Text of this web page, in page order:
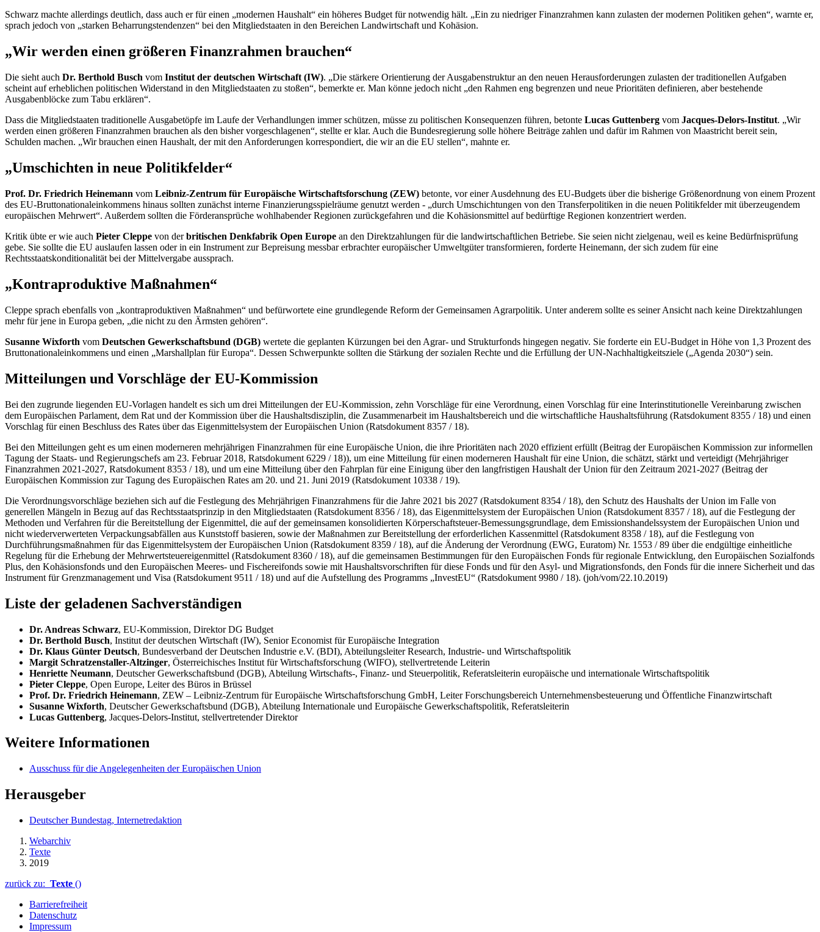
Schwarz machte allerdings deutlich, dass auch er für einen „modernen Haushalt“ ein höheres Budget für notwendig hält. „Ein zu niedriger Finanzrahmen kann zulasten der modernen Politiken gehen“, warnte er,
sprach jedoch von „starken Beharrungstendenzen“ bei den Mitgliedstaaten in den Bereichen Landwirtschaft und Kohäsion.
„Wir werden einen größeren Finanzrahmen brauchen“
Die sieht auch Dr. Berthold Busch vom Institut der deutschen Wirtschaft (IW). „Die stärkere Orientierung der Ausgabenstruktur an den neuen Herausforderungen zulasten der traditionellen Aufgaben
scheint auf erheblichen politischen Widerstand in den Mitgliedstaaten zu stoßen“, bemerkte er. Man könne jedoch nicht „den Rahmen eng begrenzen und neue Prioritäten definieren, aber bestehende
Ausgabenblöcke zum Tabu erklären“.
Dass die Mitgliedstaaten traditionelle Ausgabetöpfe im Laufe der Verhandlungen immer schützen, müsse zu politischen Konsequenzen führen, betonte Lucas Guttenberg vom Jacques-Delors-Institut. „Wir
werden einen größeren Finanzrahmen brauchen als den bisher vorgeschlagenen“, stellte er klar. Auch die Bundesregierung solle höhere Beiträge zahlen und dafür im Rahmen von Maastricht bereit sein,
Schulden machen. „Wir brauchen einen Haushalt, der mit den Anforderungen korrespondiert, die wir an die EU stellen“, mahnte er.
„Umschichten in neue Politikfelder“
Prof. Dr. Friedrich Heinemann vom Leibniz-Zentrum für Europäische Wirtschaftsforschung (ZEW) betonte, vor einer Ausdehnung des EU-Budgets über die bisherige Größenordnung von einem Prozent
des EU-Bruttonationaleinkommens hinaus sollten zunächst interne Finanzierungsspielräume genutzt werden - „durch Umschichtungen von den Transferpolitiken in die neuen Politikfelder mit überzeugendem
europäischen Mehrwert“. Außerdem sollten die Förderansprüche wohlhabender Regionen zurückgefahren und die Kohäsionsmittel auf bedürftige Regionen konzentriert werden.
Kritik übte er wie auch Pieter Cleppe von derbritischen Denkfabrik Open Europe an den Direktzahlungen für die landwirtschaftlichen Betriebe. Sie seien nicht zielgenau, weil es keine Bedürfnisprüfung
gebe. Sie sollte die EU auslaufen lassen oder in ein Instrument zur Bepreisung messbar erbrachter europäischer Umweltgüter transformieren, forderte Heinemann, der sich zudem für eine
Rechtsstaatskonditionalität bei der Mittelvergabe aussprach.
„Kontraproduktive Maßnahmen“
Cleppe sprach ebenfalls von „kontraproduktiven Maßnahmen“ und befürwortete eine grundlegende Reform der Gemeinsamen Agrarpolitik. Unter anderem sollte es seiner Ansicht nach keine Direktzahlungen
mehr für jene in Europa geben, „die nicht zu den Ärmsten gehören“.
Susanne Wixforth vom Deutschen Gewerkschaftsbund (DGB) wertete die geplanten Kürzungen bei den Agrar- und Strukturfonds hingegen negativ. Sie forderte ein EU-Budget in Höhe von 1,3 Prozent des
Bruttonationaleinkommens und einen „Marshallplan für Europa“. Dessen Schwerpunkte sollten die Stärkung der sozialen Rechte und die Erfüllung der UN-Nachhaltigkeitsziele („Agenda 2030“) sein.
Mitteilungen und Vorschläge der EU-Kommission
Bei den zugrunde liegenden EU-Vorlagen handelt es sich um drei Mitteilungen der EU-Kommission, zehn Vorschläge für eine Verordnung, einen Vorschlag für eine Interinstitutionelle Vereinbarung zwischen
dem Europäischen Parlament, dem Rat und der Kommission über die Haushaltsdisziplin, die Zusammenarbeit im Haushaltsbereich und die wirtschaftliche Haushaltsführung (Ratsdokument 8355 / 18) und einen
Vorschlag für einen Beschluss des Rates über das Eigenmittelsystem der Europäischen Union (Ratsdokument 8357 / 18).
Bei den Mitteilungen geht es um einen moderneren mehrjährigen Finanzrahmen für eine Europäische Union, die ihre Prioritäten nach 2020 effizient erfüllt (Beitrag der Europäischen Kommission zur informellen
Tagung der Staats- und Regierungschefs am 23. Februar 2018, Ratsdokument 6229 / 18)), um eine Mitteilung für einen moderneren Haushalt für eine Union, die schätzt, stärkt und verteidigt (Mehrjähriger
Finanzrahmen 2021-2027, Ratsdokument 8353 / 18), und um eine Mitteilung über den Fahrplan für eine Einigung über den langfristigen Haushalt der Union für den Zeitraum 2021-2027 (Beitrag der
Europäischen Kommission zur Tagung des Europäischen Rates am 20. und 21. Juni 2019 (Ratsdokument 10338 / 19).
Die Verordnungsvorschläge beziehen sich auf die Festlegung des Mehrjährigen Finanzrahmens für die Jahre 2021 bis 2027 (Ratsdokument 8354 / 18), den Schutz des Haushalts der Union im Falle von
generellen Mängeln in Bezug auf das Rechtsstaatsprinzip in den Mitgliedstaaten (Ratsdokument 8356 / 18), das Eigenmittelsystem der Europäischen Union (Ratsdokument 8357 / 18), auf die Festlegung der
Methoden und Verfahren für die Bereitstellung der Eigenmittel, die auf der gemeinsamen konsolidierten Körperschaftsteuer-Bemessungsgrundlage, dem Emissionshandelssystem der Europäischen Union und
nicht wiederverwerteten Verpackungsabfällen aus Kunststoff basieren, sowie der Maßnahmen zur Bereitstellung der erforderlichen Kassenmittel (Ratsdokument 8358 / 18), auf die Festlegung von
Durchführungsmaßnahmen für das Eigenmittelsystem der Europäischen Union (Ratsdokument 8359 / 18), auf die Änderung der Verordnung (EWG, Euratom) Nr. 1553 / 89 über die endgültige einheitliche
Regelung für die Erhebung der Mehrwertsteuereigenmittel (Ratsdokument 8360 / 18), auf die gemeinsamen Bestimmungen für den Europäischen Fonds für regionale Entwicklung, den Europäischen Sozialfonds
Plus, den Kohäsionsfonds und den Europäischen Meeres- und Fischereifonds sowie mit Haushaltsvorschriften für diese Fonds und für den Asyl- und Migrationsfonds, den Fonds für die innere Sicherheit und das
Instrument für Grenzmanagement und Visa (Ratsdokument 9511 / 18) und auf die Aufstellung des Programms „InvestEU“ (Ratsdokument 9980 / 18). (joh/vom/22.10.2019)
Liste der geladenen Sachverständigen
Dr. Andreas Schwarz, EU-Kommission, Direktor DG Budget
Dr. Berthold Busch, Institut der deutschen Wirtschaft (IW), Senior Economist für Europäische Integration
Dr. Klaus Günter Deutsch, Bundesverband der Deutschen Industrie e.V. (BDI), AbteilungsleiterResearch, Industrie- und Wirtschaftspolitik
Margit Schratzenstaller-Altzinger, Österreichisches Institut für Wirtschaftsforschung (WIFO), stellvertretende Leiterin
Henriette Neumann, Deutscher Gewerkschaftsbund (DGB), Abteilung Wirtschafts-, Finanz- und Steuerpolitik, Referatsleiterin europäische und internationale Wirtschaftspolitik
Pieter Cleppe, Open Europe, Leiter des Büros in Brüssel
Prof. Dr. Friedrich Heinemann, ZEW – Leibniz-Zentrum für Europäische Wirtschaftsforschung GmbH, Leiter Forschungsbereich Unternehmensbesteuerung und Öffentliche Finanzwirtschaft
Susanne Wixforth, Deutscher Gewerkschaftsbund (DGB), Abteilung Internationale und Europäische Gewerkschaftspolitik, Referatsleiterin
Lucas Guttenberg, Jacques-Delors-Institut, stellvertretender Direktor
Weitere Informationen
Ausschuss für die Angelegenheiten der Europäischen Union
Herausgeber
Deutscher Bundestag, Internetredaktion
Webarchiv
Texte
2019
zurück zu: Texte ()
Barrierefreiheit
Datenschutz
Impressum